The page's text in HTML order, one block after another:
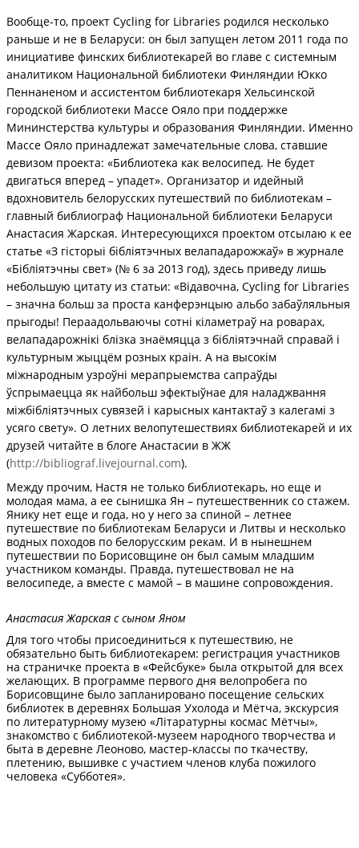
Вообще-то, проект Cycling for Libraries родился несколько
раньше и не в Беларуси: он был запущен летом 2011 года по
инициативе финских библиотекарей во главе с системным
аналитиком Национальной библиотеки Финляндии Юкко
Пеннаненом и ассистентом библиотекаря Хельсинской
городской библиотеки Массе Ояло при поддержке
Мининстерства культуры и образования Финляндии. Именно
Массе Ояло принадлежат замечательные слова, ставшие
девизом проекта: «Библиотека как велосипед. Не будет
двигаться вперед – упадет». Организатор и идейный
вдохновитель белорусских путешествий по библиотекам –
главный библиограф Национальной библиотеки Беларуси
Анастасия Жарская. Интересующихся проектом отсылаю к ее
статье «З гісторыі бібліятэчных велападарожжаў» в журнале
«Бiблiятэчны свет» (№ 6 за 2013 год), здесь приведу лишь
небольшую цитату из статьи: «Відавочна, Cycling for Libraries
– значна больш за проста канферэнцыю альбо забаўляльныя
прыгоды! Пераадольваючы сотні кіламетраў на роварах,
велападарожнікі блізка знаёмяцца з бібліятэчнай справай і
культурным жыццём розных краін. А на высокім
міжнародным узроўні мерапрыемства сапраўды
ўспрымаецца як найбольш эфектыўнае для наладжвання
міжбібліятэчных сувязей і карысных кантактаў з калегамі з
усяго свету». О летних велопутешествиях библиотекарей и их
друзей читайте в блоге Анастасии в ЖЖ
(http://bibliograf.livejournal.com).
Между прочим, Настя не только библиотекарь, но еще и
молодая мама, а ее сынишка Ян – путешественник со стажем.
Янику нет еще и года, но у него за спиной – летнее
путешествие по библиотекам Беларуси и Литвы и несколько
водных походов по белорусским рекам. И в нынешнем
путешествии по Борисовщине он был самым младшим
участником команды. Правда, путешествовал не на
велосипеде, а вместе с мамой – в машине сопровождения.
Анастасия Жарская с сыном Яном
Для того чтобы присоединиться к путешествию, не
обязательно быть библиотекарем: регистрация участников
на страничке проекта в «Фейсбуке» была открытой для всех
желающих. В программе первого дня велопробега по
Борисовщине было запланировано посещение сельских
библиотек в деревнях Большая Ухолода и Мётча, экскурсия
по литературному музею «Літаратурны космас Мётчы»,
знакомство с библиотекой-музеем народного творчества и
быта в деревне Леоново, мастер-классы по ткачеству,
плетению, вышивке с участием членов клуба пожилого
человека «Субботея».